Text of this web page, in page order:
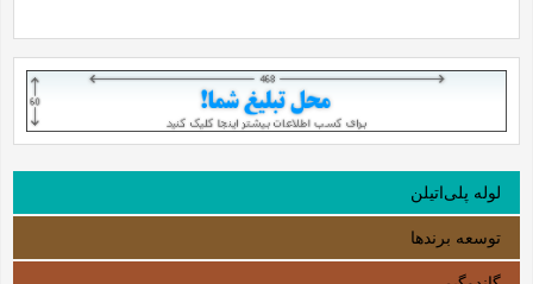
لوله‌ پلی‌اتیلن
توسعه برندها